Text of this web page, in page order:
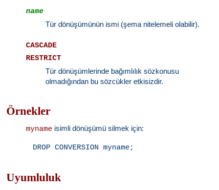
name
Tür dönüşümünün ismi (şema nitelemeli olabilir).
CASCADE
RESTRICT
Tür dönüşümlerinde bağımlılık sözkonusu
olmadığından bu sözcükler etkisizdir.
Örnekler
myname isimli dönüşümü silmek için:
DROP CONVERSION myname;
Uyumluluk